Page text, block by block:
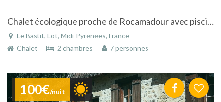
Chalet écologique proche de Rocamadour avec piscine
Le Bastit, Lot, Midi-Pyrénées, France
Chalet
2 chambres 7 personnes
100€/nuit